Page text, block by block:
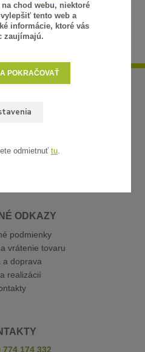
ODKAZY
podmienky
vrátenie tovaru
a doprava
realizácií
774 174 332
chod webu, niektoré
tento web a
informácie, ktoré vás
zaujímajú.
POKRAČOVAŤ
odmietnuť tu.